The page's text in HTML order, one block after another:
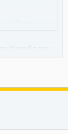
y a flipar.
por